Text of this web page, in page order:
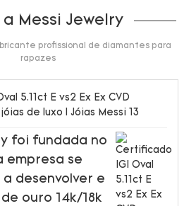
Messi Jewelry
profissional de diamantes para
rapazes
foi fundada no
empresa se
desenvolver e
ouro 14k/18k